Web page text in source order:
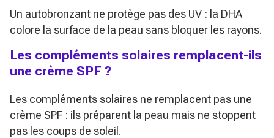
Un autobronzant ne protège pas des UV : la DHA
colore la surface de la peau sans bloquer les rayons.
Les compléments solaires remplacent-ils
une crème SPF ?
Les compléments solaires ne remplacent pas une
crème SPF : ils préparent la peau mais ne stoppent
pas les coups de soleil.